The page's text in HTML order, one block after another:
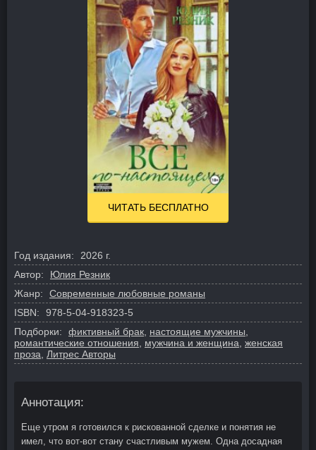
ЧИТАТЬ БЕСПЛАТНО
Год издания:
2026 г.
Автор:
Юлия Резник
Жанр:
Современные любовные романы
ISBN:
978-5-04-918323-5
Подборки:
фиктивный брак настоящие мужчины
романтические отношения
мужчина и женщина женская
проза
Литрес Авторы
Аннотация:
Еще утром я готовился к рискованной сделке и понятия не
имел, что вот-вот стану счастливым мужем. Одна досадная